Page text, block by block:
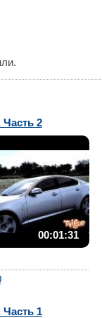
Часть 2
00:01:31
Часть 1